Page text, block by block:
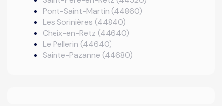
Pont-Saint-Martin (44860)
Les Sorinières (44840)
Cheix-en-Retz (44640)
Le Pellerin (44640)
Sainte-Pazanne (44680)